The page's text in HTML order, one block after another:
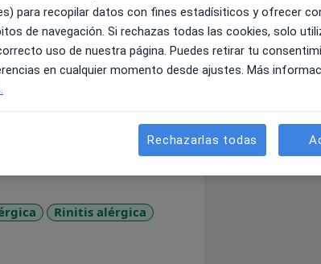
en Alergología.
Rinitis alérgica
para recopilar datos con fines estadísiticos y ofrecer
de navegación. Si rechazas todas las cookies, solo
uso de nuestra página. Puedes retirar tu
en cualquier momento desde ajustes. Más
Rechazarlas todas